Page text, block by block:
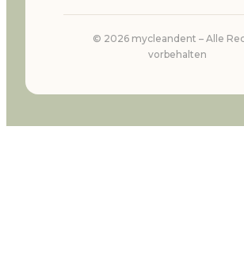
© 2026 mycleandent – Alle
vorbehalten